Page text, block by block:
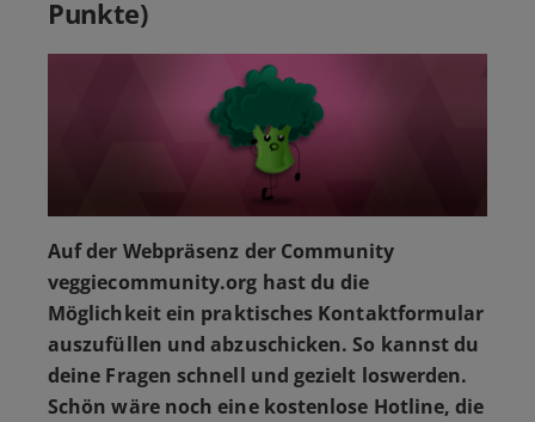
Punkte)
Auf der Webpräsenz der Community
veggiecommunity.org hast du die
Möglichkeit ein praktisches Kontaktformular
auszufüllen und abzuschicken. So kannst du
deine Fragen schnell und gezielt loswerden.
Schön wäre noch eine kostenlose Hotline, die